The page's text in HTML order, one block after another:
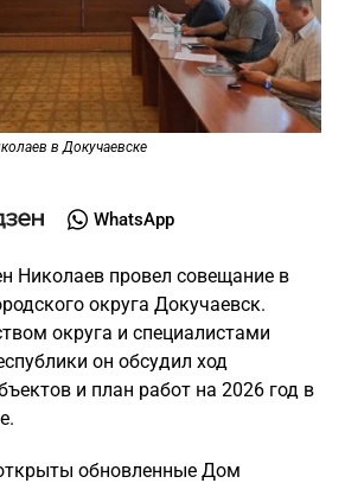
в Докучаевске
WhatsApp
Николаев провел совещание в
округа Докучаевск.
округа и специалистами
он обсудил ход
и план работ на 2026 год в
обновленные Дом